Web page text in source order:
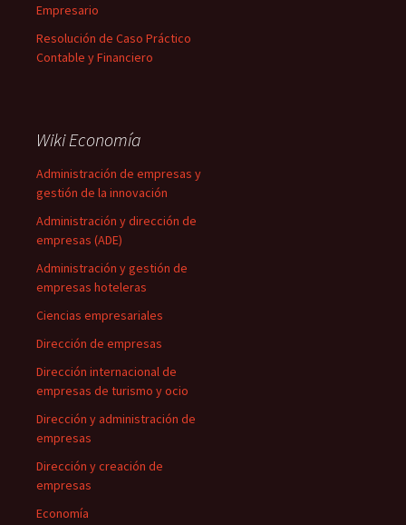
Empresario
Resolución de Caso Práctico
Contable y Financiero
Wiki Economía
Administración de empresas y
gestión de la innovación
Administración y dirección de
empresas (ADE)
Administración y gestión de
empresas hoteleras
Ciencias empresariales
Dirección de empresas
Dirección internacional de
empresas de turismo y ocio
Dirección y administración de
empresas
Dirección y creación de
empresas
Economía